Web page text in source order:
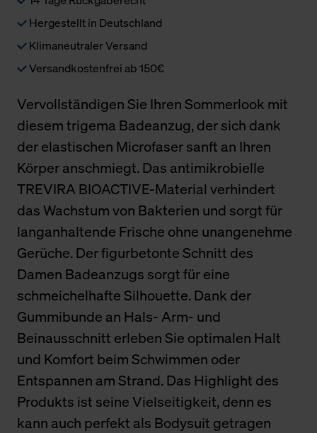
Hergestellt in Deutschland
Klimaneutraler Versand
Versandkostenfrei ab 150€
Vervollständigen Sie Ihren Sommerlook mit
diesem trigema Badeanzug, der sich dank
der elastischen Microfaser sanft an Ihren
Körper anschmiegt. Das antimikrobielle
TREVIRA BIOACTIVE-Material verhindert
das Wachstum von Bakterien und sorgt für
langanhaltende Frische ohne unangenehme
Gerüche. Der figurbetonte Schnitt des
Damen Badeanzugs sorgt für eine
schmeichelhafte Silhouette. Dank der
Gummibunde an Hals- Arm- und
Beinausschnitt erleben Sie optimalen Halt
und Komfort beim Schwimmen oder
Entspannen am Strand. Das Highlight des
Produkts ist seine Vielseitigkeit, denn es
kann auch perfekt als Bodysuit getragen